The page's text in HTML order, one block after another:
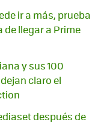
ir a más, prueba
llegar a Prime
y sus 100
claro el
después de